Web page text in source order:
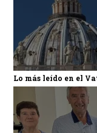
Lo más leído en el